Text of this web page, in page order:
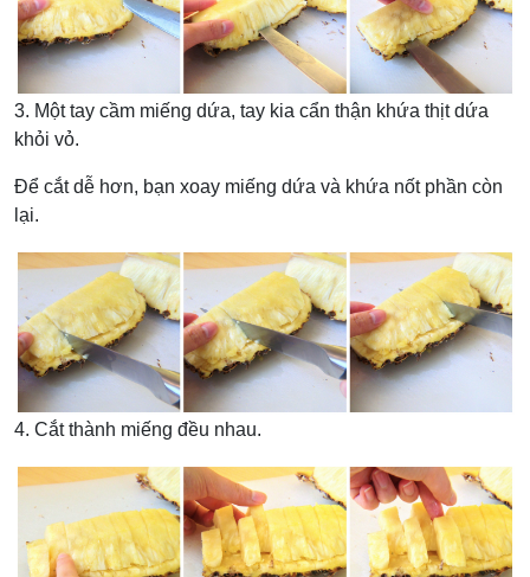
3. Một tay cầm miếng dứa, tay kia cẩn thận khứa thịt dứa
khỏi vỏ.
Để cắt dễ hơn, bạn xoay miếng dứa và khứa nốt phần còn
lại.
4. Cắt thành miếng đều nhau.